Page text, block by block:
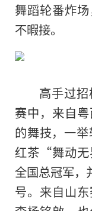
舞蹈轮番炸
不暇接。
高手过
赛中，来自
的舞技，一
红茶“舞动无
全国总冠军
号。来自山